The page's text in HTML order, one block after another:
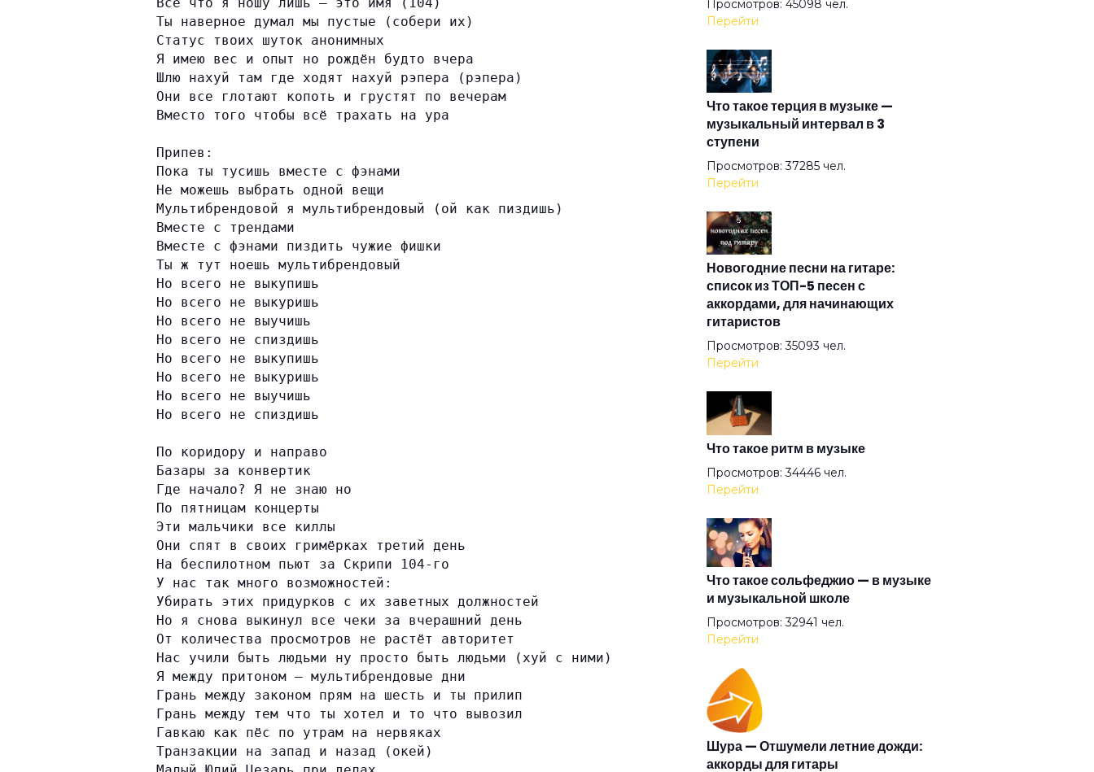
Ты наверное думал мы пустые (собери их)
Статус твоих шуток анонимных
Я имею вес и опыт но рождён будто вчера
Шлю нахуй там где ходят нахуй рэпера (рэпера)
Они все глотают копоть и грустят по вечерам
Вместо того чтобы всё трахать на ура
Припев:
Пока ты тусишь вместе с фэнами
Не можешь выбрать одной вещи
Мультибрендовой я мультибрендовый (ой как пиздишь)
Вместе с трендами
Вместе с фэнами пиздить чужие фишки
Ты ж тут ноешь мультибрендовый
Но всего не выкупишь
Но всего не выкуришь
Но всего не выучишь
Но всего не спиздишь
Но всего не выкупишь
Но всего не выкуришь
Но всего не выучишь
Но всего не спиздишь
По коридору и направо
Базары за конвертик
Где начало? Я не знаю но
По пятницам концерты
Эти мальчики все киллы
Они спят в своих гримёрках третий день
На беспилотном пьют за Скрипи 104-го
У нас так много возможностей:
Убирать этих придурков с их заветных должностей
Но я снова выкинул все чеки за вчерашний день
От количества просмотров не растёт авторитет
Нас учили быть людьми ну просто быть людьми (хуй с ними)
Я между притоном — мультибрендовые дни
Грань между законом прям на шесть и ты прилип
Грань между тем что ты хотел и то что вывозил
Гавкаю как пёс по утрам на нервяках
Транзакции на запад и назад (окей)
Не заметив
Не надо меня узнавать
Нет выбора
Одно и то же
Оставь их
Первый
Положение
Притон
Сливочное масло
Сны
Сука тащит нас на дно
Танцуй сама
Танцуй со мной в темноте
Темно
Просмотров: 45098 чел.
Перейти
Что такое терция в музыке —
музыкальный интервал в 3
ступени
Просмотров: 37285 чел.
Перейти
Новогодние песни на гитаре:
список из ТОП-5 песен с
аккордами, для начинающих
гитаристов
Просмотров: 35093 чел.
Перейти
Что такое ритм в музыке
Просмотров: 34446 чел.
Перейти
Что такое сольфеджио — в музыке
и музыкальной школе
Просмотров: 32941 чел.
Перейти
Шура — Отшумели летние дожди:
аккорды для гитары